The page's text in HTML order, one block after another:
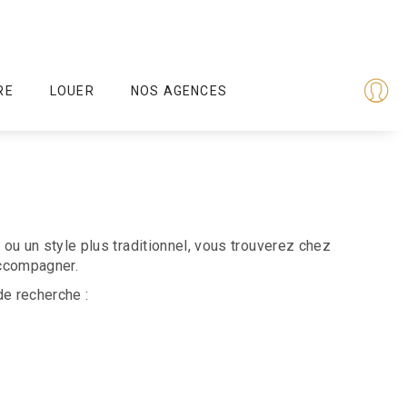
LOUER NOS AGENCES
un style plus traditionnel, vous trouverez chez
recherche :